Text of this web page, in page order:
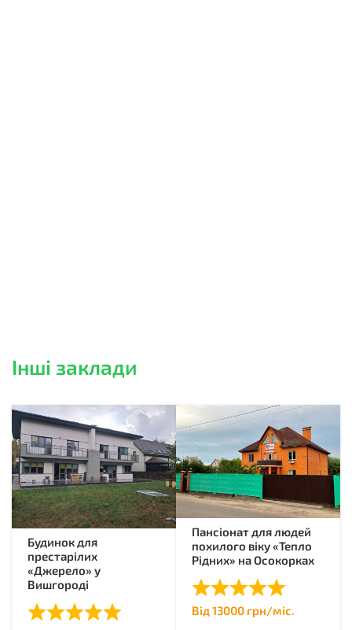
Інші заклади
Будинок для
престарілих
«Джерело» у
Вишгороді
Пансіонат для людей
похилого віку «Тепло
Рідних» на Осокорках
Від 13000 грн/міс.